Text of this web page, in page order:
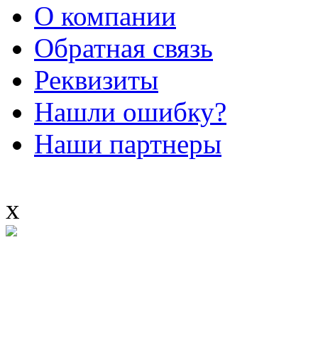
О компании
Обратная связь
Реквизиты
Нашли ошибку?
Наши партнеры
x